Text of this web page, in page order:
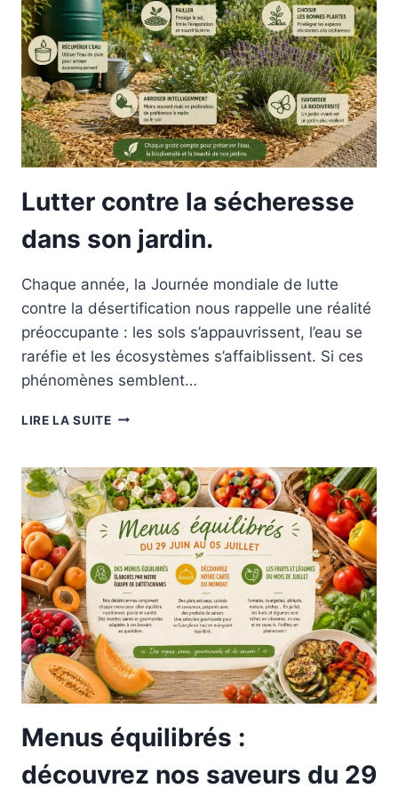
6
AU
12
JUILLET.
Lutter contre la sécheresse
dans son jardin.
Chaque année, la Journée mondiale de lutte
contre la désertification nous rappelle une réalité
préoccupante : les sols s’appauvrissent, l’eau se
raréfie et les écosystèmes s’affaiblissent. Si ces
phénomènes semblent…
LIRE LA SUITELUTTER
SÉCHERESSE
DANS
SON
JARDIN.
Menus équilibrés :
découvrez nos saveurs du 29